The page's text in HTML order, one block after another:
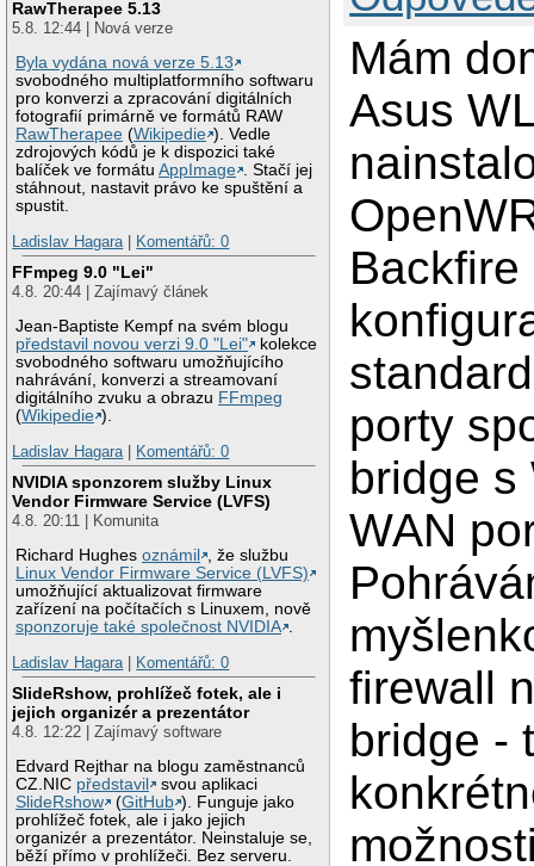
RawTherapee 5.13
5.8. 12:44 | Nová verze
Byla vydána nová verze 5.13
svobodného multiplatformního softwaru
pro konverzi a zpracování digitálních
fotografií primárně ve formátů RAW
RawTherapee (Wikipedie ). Vedle
zdrojových kódů je k dispozici také
balíček ve formátuAppImage . Stačí jej
stáhnout, nastavit právo ke spuštění a
spustit.
Ladislav Hagara
Komentářů: 0
FFmpeg 9.0 "Lei"
4.8. 20:44 | Zajímavý článek
Jean-Baptiste Kempf na svém blogu
představil novou verzi 9.0 "Lei"
kolekce
svobodného softwaru umožňujícího
nahrávání, konverzi a streamovaní
digitálního zvuku a obrazu FFmpeg
(Wikipedie ).
Ladislav Hagara
Komentářů: 0
NVIDIA sponzorem služby Linux
Vendor Firmware Service (LVFS)
4.8. 20:11 | Komunita
Richard Hughesoznámil
, že službu
Linux Vendor Firmware Service (LVFS)
umožňující aktualizovat firmware
zařízení na počítačích s Linuxem, nově
sponzoruje také společnost NVIDIA .
Ladislav Hagara | Komentářů: 0
SlideRshow, prohlížeč fotek, ale i
jejich organizér a prezentátor
4.8. 12:22 | Zajímavý software
Edvard Rejthar na blogu zaměstnanců
CZ.NIC představil
svou aplikaci
SlideRshow
(GitHub ). Funguje jako
prohlížeč fotek, ale i jako jejich
organizér a prezentátor. Neinstaluje se,
běží přímo v prohlížeči. Bez serveru.
Mám
Asus
Backfire
porty
bridge s
WAN
firewall
bridge -